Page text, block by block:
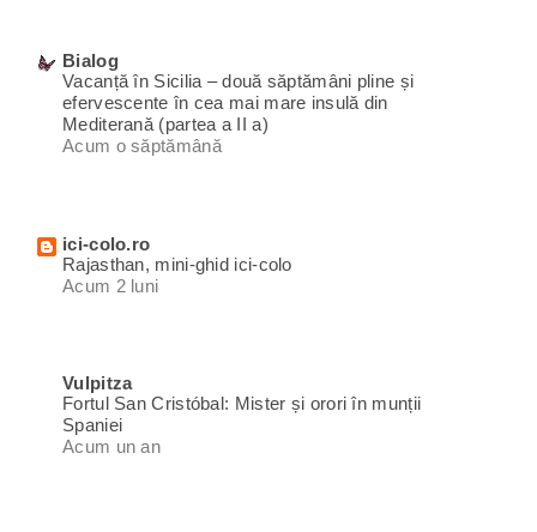
Bialog
Vacanță în Sicilia – două săptămâni pline și
efervescente în cea mai mare insulă din
Mediterană (partea a II a)
Acum o săptămână
ici-colo.ro
Rajasthan, mini-ghid ici-colo
Acum 2 luni
Vulpitza
Fortul San Cristóbal: Mister și orori în munții
Spaniei
Acum un an